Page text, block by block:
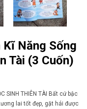
Kĩ Năng Sống
Tài (3 Cuốn)
SINH THIÊN TÀI Bất cứ bậc
lai tốt đẹp, gặt hái được